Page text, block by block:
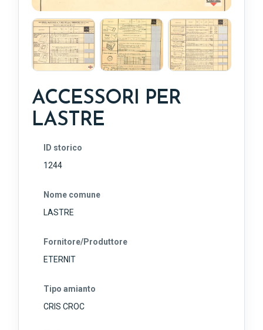
ACCESSORI PER
LASTRE
ID storico
1244
Nome comune
LASTRE
Fornitore/Produttore
ETERNIT
Tipo amianto
CRIS CROC